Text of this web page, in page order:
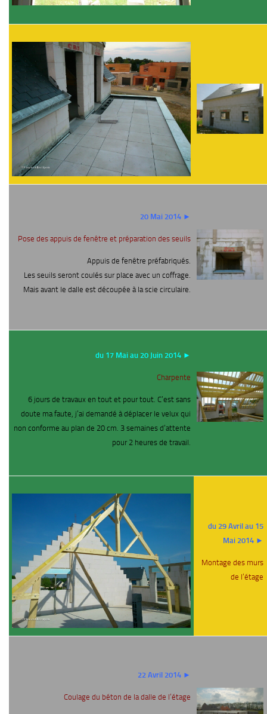
20 Mai 2014 ►
Pose des appuis de fenêtre et préparation des seuils
Appuis de fenêtre préfabriqués.
Les seuils seront coulés sur place avec un coffrage.
Mais avant le dalle est découpée à la scie circulaire.
du 17 Mai au 20 Juin 2014 ►
Charpente
6 jours de travaux en tout et pour tout. C’est sans
doute ma faute, j’ai demandé à déplacer le velux qui
non conforme au plan de 20 cm. 3 semaines d’attente
pour 2 heures de travail.
du 29 Avril au 15
Mai 2014 ►
Montage des murs
de l’étage
22 Avril 2014 ►
Coulage du béton de la dalle de l’étage